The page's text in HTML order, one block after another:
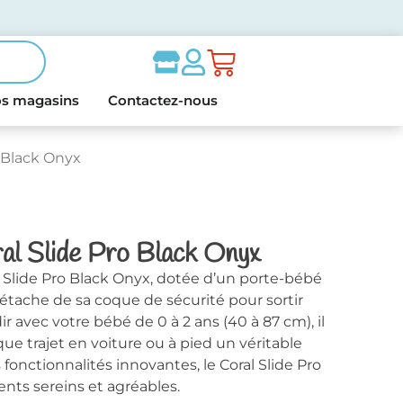
magasins Contactez-nous
Onyx
Slide Pro Black Onyx
Pro Black Onyx, dotée d’un porte-bébé
de sa coque de sécurité pour sortir
votre bébé de 0 à 2 ans (40 à 87 cm), il
trajet en voiture ou à pied un véritable
innovantes, le Coral Slide Pro
sereins et agréables.